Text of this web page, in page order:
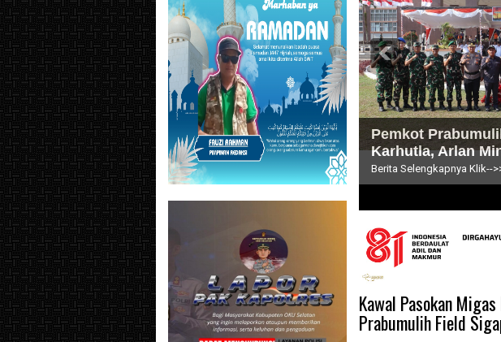
Pemkot Prabumulih Gelar Apel
Karhutla, Arlan Minta Semua
Berita Selengkapnya Klik-->>>
1 2 3
Kawal Pasokan
Prabumulih Field